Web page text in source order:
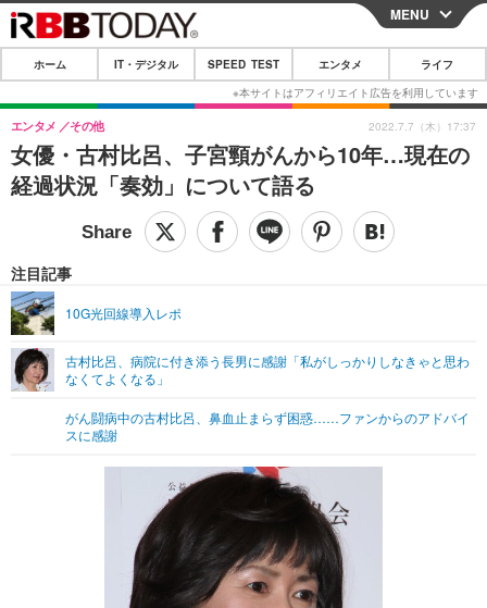
CLOSE
ホーム
IT・デジタル
IT・デジタルTOP スマートフォン
ショッピング その他
SPEED TEST
エンタメTOP 映画・ドラマ
グラビア
ショッピング その他
ライフTOP
その他
リリース一覧
プッシュ通知の停止方法
MENU
ホーム IT・デジタル SPEED TEST エンタメ ライフ
女優・古村比呂、子宮頸がんから10年…現在の
経過状況「奏効」について語る
エンタメ その他
注目記事
10G光回線導入レポ
古村比呂、病院に付き添う長男に感謝「私がしっかりしなきゃと思わ
なくてよくなる」
がん闘病中の古村比呂、鼻血止まらず困惑……ファンからのアドバイ
スに感謝
2022.7.7（木）17:37